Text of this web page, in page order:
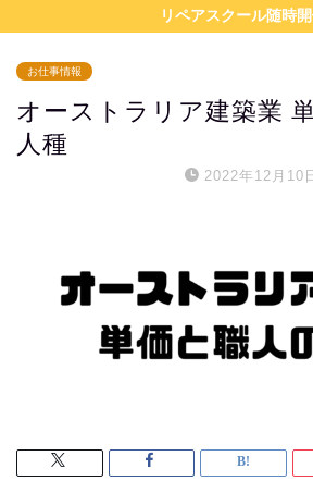
リペアスクール随時
お仕事情報
オーストラリア建築業
人種
2022年12月10